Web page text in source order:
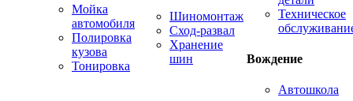
Мойка
автомобиля
Полировка
кузова
Тонировка
Шиномонтаж
Сход-развал
Хранение
шин
Техническое
Вождение
Автошкола